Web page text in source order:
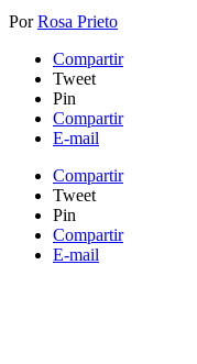
PorRosa Prieto
Compartir
Tweet
Pin
Compartir
E-mail
Compartir
Tweet
Pin
Compartir
E-mail